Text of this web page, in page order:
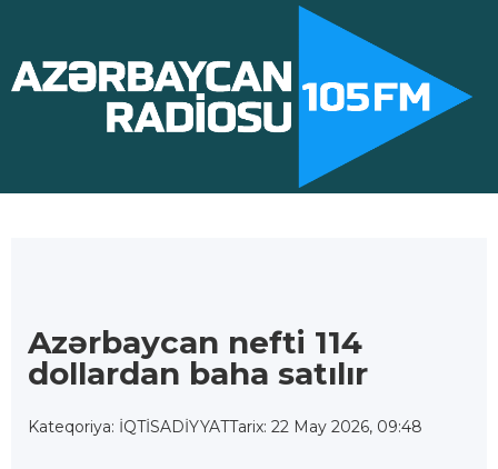
Azərbaycan nefti 114
dollardan baha satılır
Kateqoriya: İQTİSADİYYATTarix: 22 May 2026, 09:48